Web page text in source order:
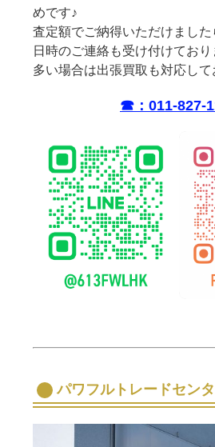
めです♪
査定額でご納得いただけまし
日時のご連絡も受け付けてお
多い場合は出張買取も対応して
☎︎：011-827-
パワフルトレードセン